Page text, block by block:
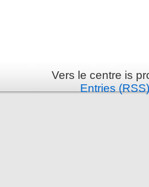
Vers le centre is
Entries (RSS)